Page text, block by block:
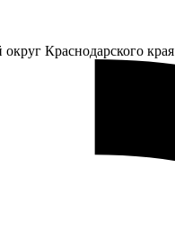
Краснодарского края